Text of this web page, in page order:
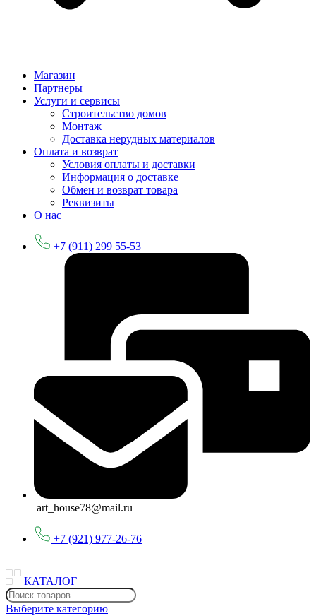
Магазин
Партнеры
Услуги и сервисы
Строительство домов
Монтаж
Доставка нерудных материалов
Оплата и возврат
Условия оплаты и доставки
Информация о доставке
Обмен и возврат товара
Реквизиты
О нас
+7 (911) 299 55-53
art_house78@mail.ru
+7 (921) 977-26-76
КАТАЛОГ
Выберите категорию